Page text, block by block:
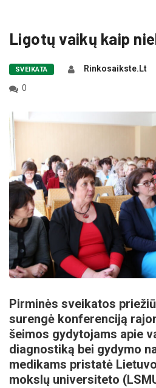
Ligotų vaikų kaip
SVEIKATA Rinkosaikste.lt
0
Pirminės sveikatos
surengė konferenciją
šeimos gydytojams apie
diagnostiką bei gydymo
medikams pristatė
mokslų universiteto